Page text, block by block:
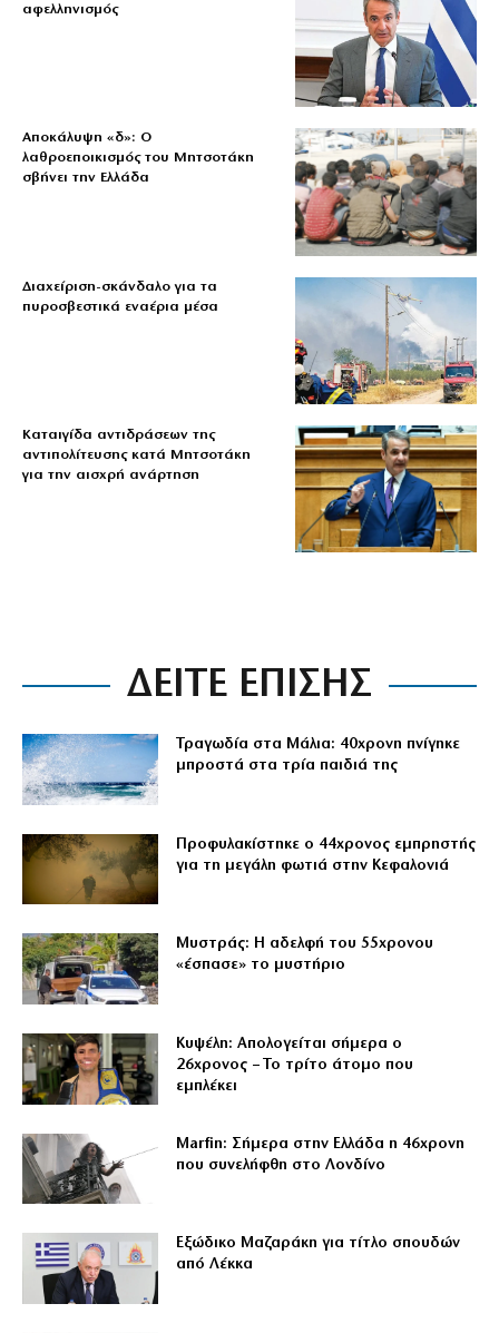
αφελληνισμός
Αποκάλυψη «δ»: Ο
λαθροεποικισμός του Μητσοτάκη
σβήνει την Ελλάδα
Διαχείριση-σκάνδαλο για τα
πυροσβεστικά εναέρια μέσα
Καταιγίδα αντιδράσεων της
αντιπολίτευσης κατά Μητσοτάκη
για την αισχρή ανάρτηση
ΔΕΙΤΕ ΕΠΙΣΗΣ
Τραγωδία στα Μάλια: 40χρονη πνίγηκε
μπροστά στα τρία παιδιά της
Προφυλακίστηκε ο 44χρονος εμπρηστής
για τη μεγάλη φωτιά στην Κεφαλονιά
Μυστράς: Η αδελφή του 55χρονου
«έσπασε» το μυστήριο
Κυψέλη: Απολογείται σήμερα ο
26χρονος – Το τρίτο άτομο που
εμπλέκει
Marfin: Σήμερα στην Ελλάδα η 46χρονη
που συνελήφθη στο Λονδίνο
Εξώδικο Μαζαράκη για τίτλο σπουδών
από Λέκκα